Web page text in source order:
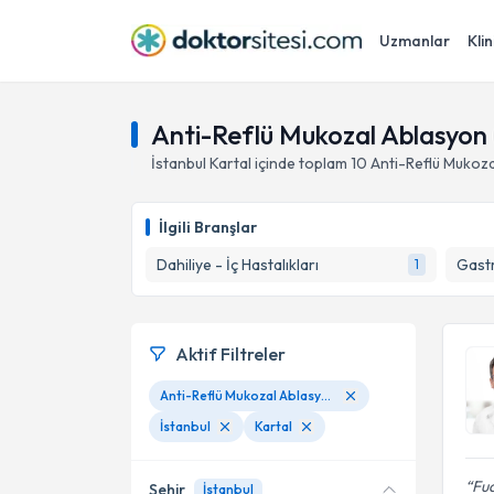
Uzmanlar
Anti-Reflü Mukozal
İstanbul Kartal içinde toplam 10 Anti-Reflü
İlgili Branşlar
Dahiliye - İç Hastalıkları
1
Aktif Filtreler
Anti-Reflü Mukozal Ablasyon (ARMA) tedavisi
İstanbul
Kartal
Şehir İstanbul